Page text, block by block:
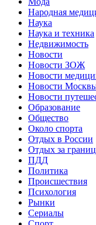
Народная
Наука
Наука и техника
Недвижимость
Новости
Новости ЗОЖ
Новости
Новости
Новости
Образование
Общество
Около спорта
Отдых в России
Отдых за
ПДД
Политика
Происшествия
Психология
Рынки
Сериалы